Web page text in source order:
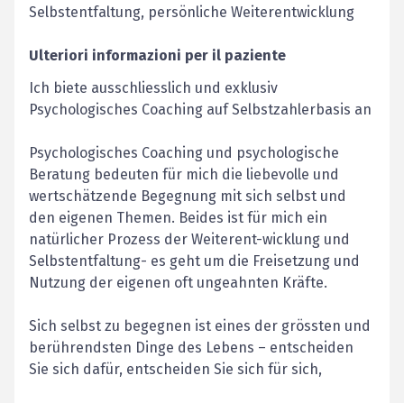
Selbstentfaltung, persönliche Weiterentwicklung
Ulteriori informazioni per il paziente
Ich biete ausschliesslich und exklusiv
Psychologisches Coaching auf Selbstzahlerbasis an
Psychologisches Coaching und psychologische
Beratung bedeuten für mich die liebevolle und
wertschätzende Begegnung mit sich selbst und
den eigenen Themen. Beides ist für mich ein
natürlicher Prozess der Weiterent-wicklung und
Selbstentfaltung- es geht um die Freisetzung und
Nutzung der eigenen oft ungeahnten Kräfte.
Sich selbst zu begegnen ist eines der grössten und
berührendsten Dinge des Lebens – entscheiden
Sie sich dafür, entscheiden Sie sich für sich,